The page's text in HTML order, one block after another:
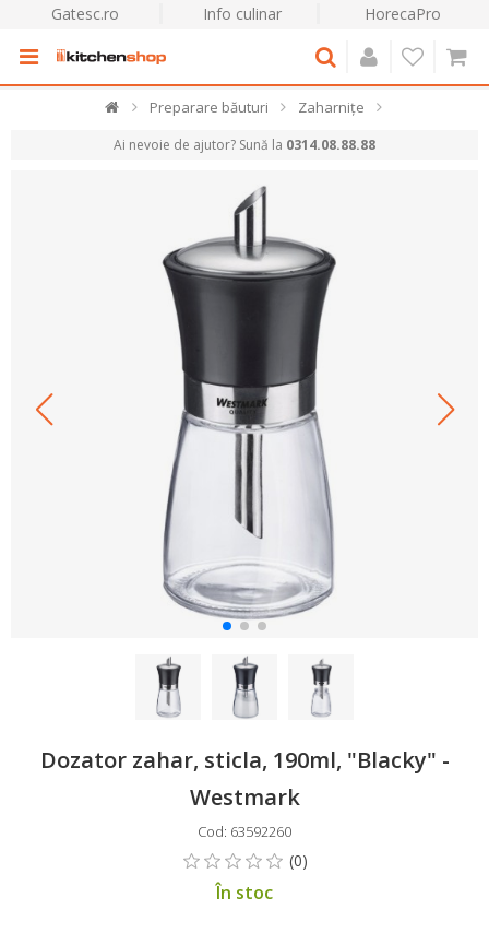
Gatesc.ro Info culinar HorecaPro
Preparare băuturi Zaharnițe
Ai nevoie de ajutor? Sună la 0314.08.88.88
Dozator zahar, sticla, 190ml, "Blacky" -
Westmark
Cod: 63592260
În stoc